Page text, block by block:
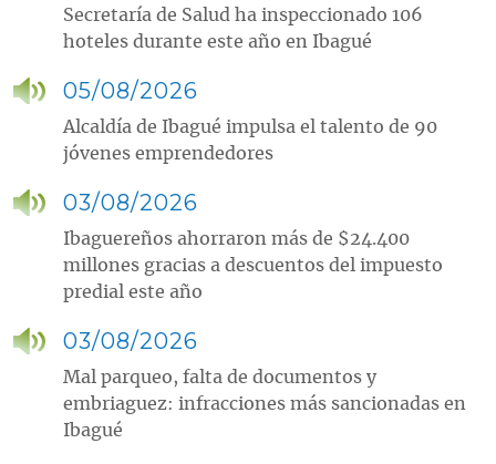
Secretaría de Salud ha inspeccionado 106
hoteles durante este año en Ibagué
05/08/2026
Alcaldía de Ibagué impulsa el talento de 90
jóvenes emprendedores
03/08/2026
Ibaguereños ahorraron más de $24.400
millones gracias a descuentos del impuesto
predial este año
03/08/2026
Mal parqueo, falta de documentos y
embriaguez: infracciones más sancionadas en
Ibagué